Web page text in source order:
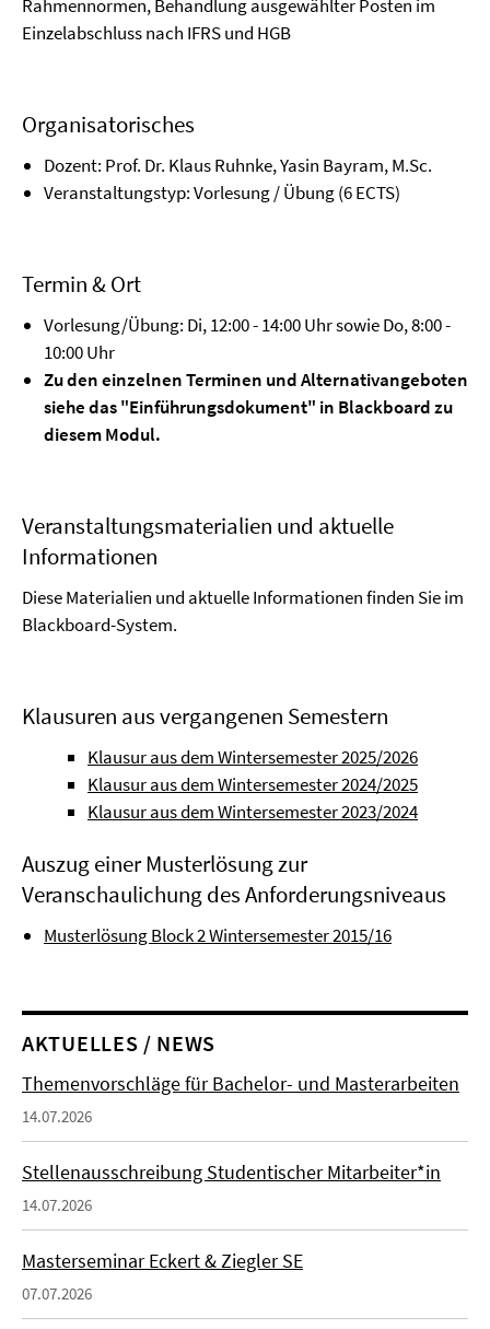
Rahmennormen, Behandlung ausgewählter Posten im
Einzelabschluss nach IFRS und HGB
Organisatorisches
Dozent: Prof. Dr. Klaus Ruhnke, Yasin Bayram, M.Sc.
Veranstaltungstyp: Vorlesung / Übung (6 ECTS)
Termin & Ort
Vorlesung/Übung: Di, 12:00 - 14:00 Uhr sowie Do, 8:00 -
10:00 Uhr
Zu den einzelnen Terminen und Alternativangeboten
siehe das "Einführungsdokument" in Blackboard zu
diesem Modul.
Veranstaltungsmaterialien und aktuelle
Informationen
Diese Materialien und aktuelle Informationen finden Sie im
Blackboard-System.
Klausuren aus vergangenen Semestern
Klausur aus dem Wintersemester 2025/2026
Klausur aus dem Wintersemester 2024/2025
Klausur aus dem Wintersemester 2023/2024
Auszug einer Musterlösung zur
Veranschaulichung des Anforderungsniveaus
Musterlösung Block 2 Wintersemester 2015/16
AKTUELLES / NEWS
Themenvorschläge für Bachelor- und Masterarbeiten
14.07.2026
Stellenausschreibung Studentischer Mitarbeiter*in
14.07.2026
Masterseminar Eckert & Ziegler SE
07.07.2026